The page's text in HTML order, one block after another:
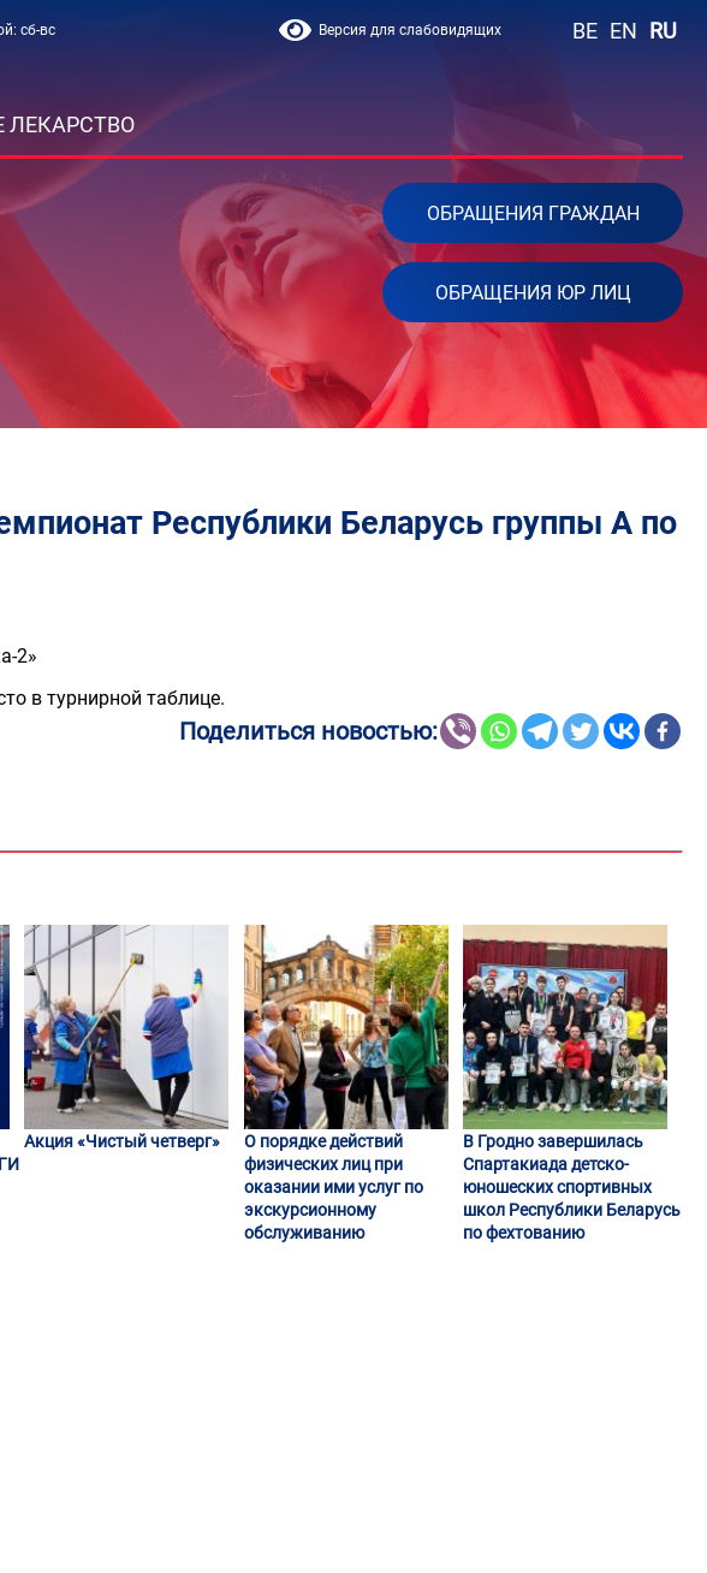
сб-вс Версия для слабовидящих BE EN RU
ЛЕКАРСТВО
ОБРАЩЕНИЯ ГРАЖДАН
ОБРАЩЕНИЯ ЮР ЛИЦ
Республики Беларусь группы А по
2»
в турнирной таблице.
Поделиться новостью:
Акция «Чистый четверг»
О порядке действий
физических лиц при
оказании ими услуг по
экскурсионному
обслуживанию
В Гродно завершилась
Спартакиада детско-
юношеских спортивных
школ Республики Беларусь
по фехтованию